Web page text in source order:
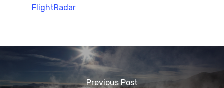
FlightRadar
Previous Post